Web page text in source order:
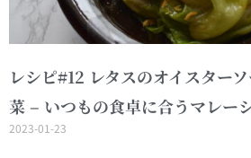
レシピ#12 レタスのオイスター
菜 – いつもの食卓に合うマレー
2023-01-23